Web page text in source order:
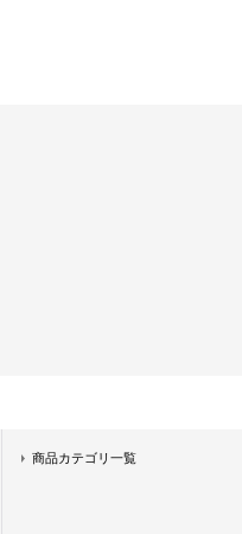
商品カテゴリ一覧